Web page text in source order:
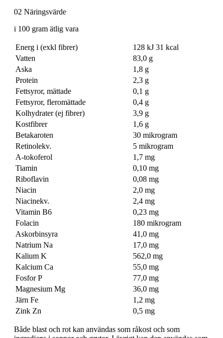
02 Näringsvärde
i 100 gram ätlig vara
Energ i (exkl fibrer)
128 kJ 31 kcal
Vatten
83,0 g
Aska
1,8 g
Protein
2,3 g
Fettsyror, mättade
0,1 g
Fettsyror, fleromättade
0,4 g
Kolhydrater (ej fibrer)
3,9 g
Kostfibrer
1,6 g
Betakaroten
30 mikrogram
Retinolekv.
5 mikrogram
A-tokoferol
1,7 mg
Tiamin
0,10 mg
Riboflavin
0,08 mg
Niacin
2,0 mg
Niacinekv.
2,4 mg
Vitamin B6
0,23 mg
Folacin
180 mikrogram
Askorbinsyra
41,0 mg
Natrium Na
17,0 mg
Kalium K
562,0 mg
Kalcium Ca
55,0 mg
Fosfor P
77,0 mg
Magnesium Mg
36,0 mg
Järn Fe
1,2 mg
Zink Zn
0,5 mg
Både blast och rot kan användas som råkost och som